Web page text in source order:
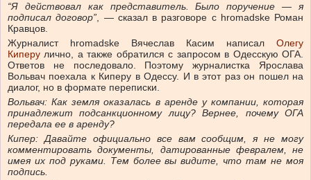
“Я действовал как представитель. Было поручение — я
подписал договор”, — сказал в разговоре с hromadske Роман
Кравцов.
Журналист hromadske Вячеслав Касим написал Олегу
Киперу лично, а также обратился с запросом в Одесскую ОГА.
Ответов не последовало. Поэтому журналистка Ярослава
Вольвач поехала к Киперу в Одессу. И в этот раз он пошел на
диалог, но в формате переписки.
Вольвач: Как земля оказалась в аренде у компании, которая
принадлежит подсанкционному лицу? Вернее, почему ОГА
передала ее в аренду?
Кипер: Давайте официально все вам сообщим, я не могу
комментировать документы, датированные февралем, не
имея их под руками. Тем более вы видите, что там не моя
подпись.